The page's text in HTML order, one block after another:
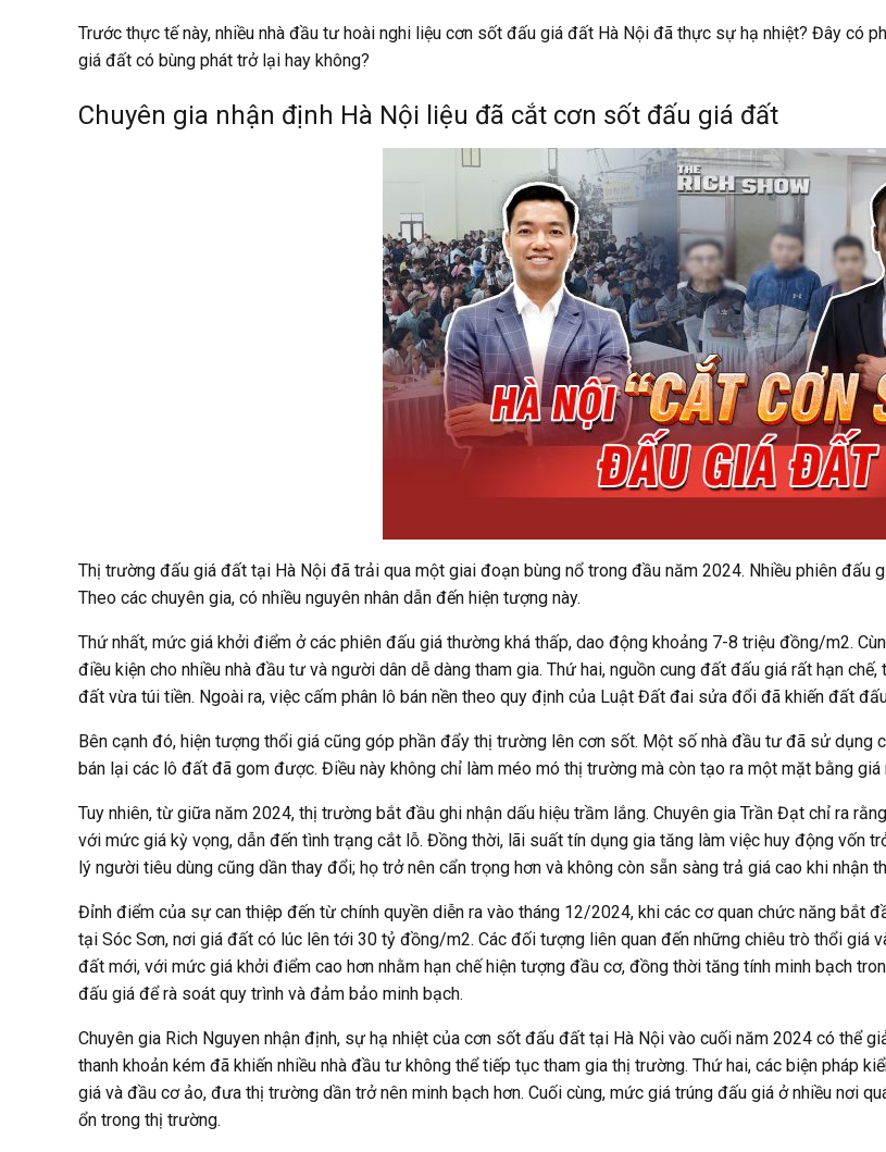
Trước thực tế này, nhiều nhà đầu tư hoài nghi liệu cơn sốt đấu giá đất Hà Nội đã thực sự hạ nhiệt? Đây có
giá đất có bùng phát trở lại hay không?
Chuyên gia nhận định Hà Nội liệu đã cắt cơn sốt đấu giá đất
Thị trường đấu giá đất tại Hà Nội đã trải qua một giai đoạn bùng nổ trong đầu năm 2024. Nhiều phiên đấu
Theo các chuyên gia, có nhiều nguyên nhân dẫn đến hiện tượng này.
Thứ nhất, mức giá khởi điểm ở các phiên đấu giá thường khá thấp, dao động khoảng 7-8 triệu đồng/m2.
điều kiện cho nhiều nhà đầu tư và người dân dễ dàng tham gia. Thứ hai, nguồn cung đất đấu giá rất hạn
đất vừa túi tiền. Ngoài ra, việc cấm phân lô bán nền theo quy định của Luật Đất đai sửa đổi đã khiến đất
Bên cạnh đó, hiện tượng thổi giá cũng góp phần đẩy thị trường lên cơn sốt. Một số nhà đầu tư đã sử
bán lại các lô đất đã gom được. Điều này không chỉ làm méo mó thị trường mà còn tạo ra một mặt bằng
Tuy nhiên, từ giữa năm 2024, thị trường bắt đầu ghi nhận dấu hiệu trầm lắng. Chuyên gia Trần Đạt chỉ ra
với mức giá kỳ vọng, dẫn đến tình trạng cắt lỗ. Đồng thời, lãi suất tín dụng gia tăng làm việc huy động vốn
lý người tiêu dùng cũng dần thay đổi; họ trở nên cẩn trọng hơn và không còn sẵn sàng trả giá cao khi nhận
Đỉnh điểm của sự can thiệp đến từ chính quyền diễn ra vào tháng 12/2024, khi các cơ quan chức năng bắt
tại Sóc Sơn, nơi giá đất có lúc lên tới 30 tỷ đồng/m2. Các đối tượng liên quan đến những chiêu trò thổi giá
đất mới, với mức giá khởi điểm cao hơn nhằm hạn chế hiện tượng đầu cơ, đồng thời tăng tính minh bạch
đấu giá để rà soát quy trình và đảm bảo minh bạch.
Chuyên gia Rich Nguyen nhận định, sự hạ nhiệt của cơn sốt đấu đất tại Hà Nội vào cuối năm 2024 có thể
thanh khoản kém đã khiến nhiều nhà đầu tư không thể tiếp tục tham gia thị trường. Thứ hai, các biện pháp
giá và đầu cơ ảo, đưa thị trường dần trở nên minh bạch hơn. Cuối cùng, mức giá trúng đấu giá ở nhiều nơi
ổn trong thị trường.